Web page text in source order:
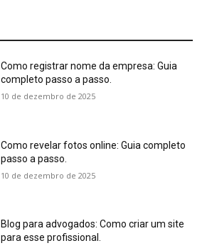
Como registrar nome da empresa: Guia
completo passo a passo.
10 de dezembro de 2025
Como revelar fotos online: Guia completo
passo a passo.
10 de dezembro de 2025
Blog para advogados: Como criar um site
para esse profissional.